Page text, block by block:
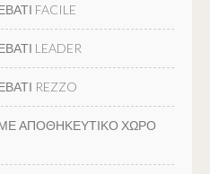
FACILE
LEADER
REZZO
ΑΠΟΘΗΚΕΥΤΙΚΟ ΧΩΡΟ